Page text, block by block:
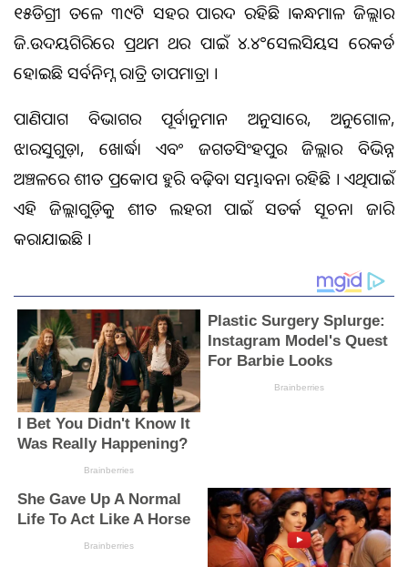
୧୫ଡିଗ୍ରୀ ତଳେ ୩୯ଟି ସହର ପାରଦ ରହିଛି ।କନ୍ଧମାଳ ଜିଲ୍ଲାର
ଜି.ଉଦୟଗିରିରେ ପ୍ରଥମ ଥର ପାଇଁ ୪.୪°ସେଲସିୟସ ରେକର୍ଡ
ହୋଇଛି ସର୍ବନିମ୍ନ ରାତ୍ରି ତାପମାତ୍ରା ।
ପାଣିପାଗ ବିଭାଗର ପୂର୍ବାନୁମାନ ଅନୁସାରେ, ଅନୁଗୋଳ,
ଝାରସୁଗୁଡ଼ା, ଖୋର୍ଦ୍ଧା ଏବଂ ଜଗତସିଂହପୁର ଜିଲ୍ଲାର ବିଭିନ୍ନ
ଅଞ୍ଚଳରେ ଶୀତ ପ୍ରକୋପ ଆହୁରି ବଢ଼ିବା ସମ୍ଭାବନା ରହିଛି । ଏଥିପାଇଁ
ଏହି ଜିଲ୍ଲାଗୁଡ଼ିକୁ ଶୀତ ଲହରୀ ପାଇଁ ସତର୍କ ସୂଚନା ଜାରି
କରାଯାଇଛି ।